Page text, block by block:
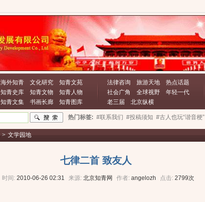
海外知青 文化研究
知青文苑
知青史库 知青文物
知青人物
知青文集 书画长廊 知青图库
法律咨询 旅游天地
热点话题
社会广角
全球视野
年轻一代
老三届
北京纵横
热门标签: #联系我们 #投稿须知 #古人也玩“谐音梗”
> 文学园地
七律二首 致友人
时间: 2010-06-26 02:31 来源: 北京知青网 作者: angelozh 点击: 2799次